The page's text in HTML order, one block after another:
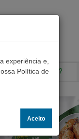
encontrou algo?
experiência e,
Política de
Aceito